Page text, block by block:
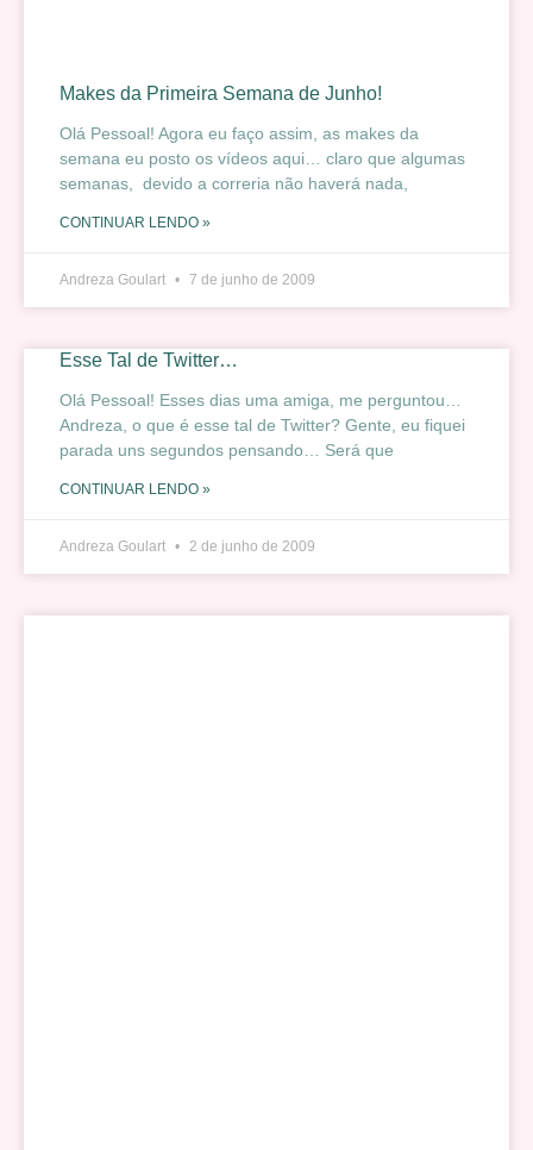
Makes da Primeira Semana de Junho!
Olá Pessoal! Agora eu faço assim, as makes da
semana eu posto os vídeos aqui… claro que algumas
semanas, devido a correria não haverá nada,
CONTINUAR LENDO »
Andreza Goulart 7 de junho de 2009
Esse Tal de Twitter…
Olá Pessoal! Esses dias uma amiga, me perguntou…
Andreza, o que é esse tal de Twitter? Gente, eu fiquei
parada uns segundos pensando… Será que
CONTINUAR LENDO »
Andreza Goulart 2 de junho de 2009